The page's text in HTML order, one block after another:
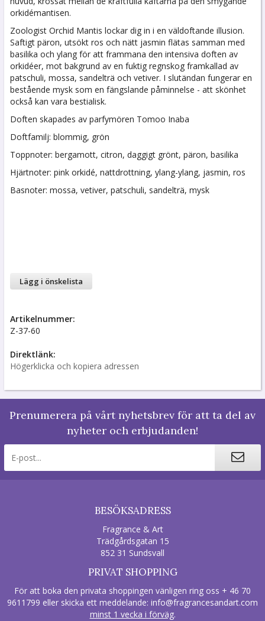
orkidémantisen.
Zoologist Orchid Mantis lockar dig in i en väldoftande illusion.
Saftigt päron, utsökt ros och nätt jasmin flätas samman med
basilika och ylang för att frammana den intensiva doften av
orkidéer, mot bakgrund av en fuktig regnskog framkallad av
patschuli, mossa, sandelträ och vetiver. I slutändan fungerar en
bestående mysk som en fängslande påminnelse - att skönhet
också kan vara bestialisk.
Doften skapades av parfymören Tomoo Inaba
Doftfamilj: blommig, grön
Toppnoter: bergamott, citron, daggigt grönt, päron, basilika
Hjärtnoter: pink orkidé, nattdrottning, ylang-ylang, jasmin, ros
Basnoter: mossa, vetiver, patschuli, sandelträ, mysk
Lägg i önskelista
Artikelnummer:
Z-37-60
Direktlänk:
Högerklicka och kopiera adressen
Prenumerera på vårt nyhetsbrev för att ta del av
nyheter och erbjudanden!
BESÖKSADRESS
Fragrance & Art
Trädgårdsgatan 15
852 31 Sundsvall
PRIVAT SHOPPING
För att boka den privata shoppingen vänligen ring oss + 46 70
9611799 eller skicka ett meddelande: info@fragrancesandart.com
minst 1 vecka i förväg.